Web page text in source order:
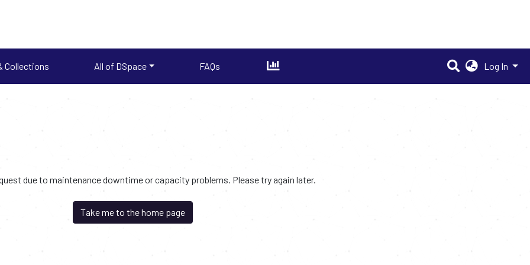
Collections All of DSpace FAQs Log In
due to maintenance downtime or capacity problems. Please try again later.
Take me to the home page